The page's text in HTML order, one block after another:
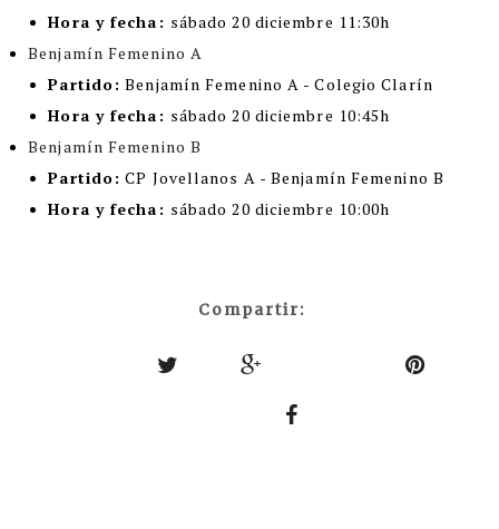
Hora y fecha: sábado 20 diciembre 11:30h
Benjamín Femenino A
Partido: Benjamín Femenino A - Colegio Clarín
Hora y fecha: sábado 20 diciembre 10:45h
Benjamín Femenino B
Partido: CP Jovellanos A - Benjamín Femenino B
Hora y fecha: sábado 20 diciembre 10:00h
Compartir: